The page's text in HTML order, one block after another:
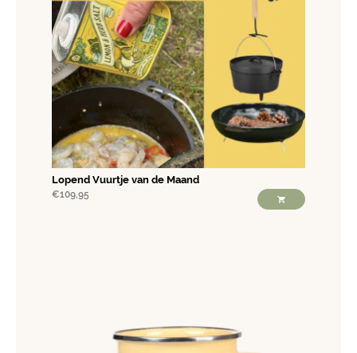
Lopend Vuurtje van de Maand
€109,95